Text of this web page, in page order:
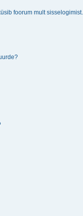
foorum mult sisselogimist.